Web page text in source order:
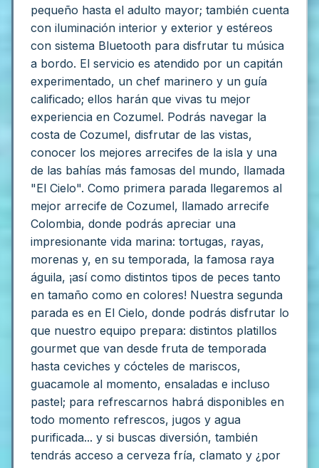
pequeño hasta el adulto mayor; también cuenta
con iluminación interior y exterior y estéreos
con sistema Bluetooth para disfrutar tu música
a bordo. El servicio es atendido por un capitán
experimentado, un chef marinero y un guía
calificado; ellos harán que vivas tu mejor
experiencia en Cozumel. Podrás navegar la
costa de Cozumel, disfrutar de las vistas,
conocer los mejores arrecifes de la isla y una
de las bahías más famosas del mundo, llamada
"El Cielo". Como primera parada llegaremos al
mejor arrecife de Cozumel, llamado arrecife
Colombia, donde podrás apreciar una
impresionante vida marina: tortugas, rayas,
morenas y, en su temporada, la famosa raya
águila, ¡así como distintos tipos de peces tanto
en tamaño como en colores! Nuestra segunda
parada es en El Cielo, donde podrás disfrutar lo
que nuestro equipo prepara: distintos platillos
gourmet que van desde fruta de temporada
hasta ceviches y cócteles de mariscos,
guacamole al momento, ensaladas e incluso
pastel; para refrescarnos habrá disponibles en
todo momento refrescos, jugos y agua
purificada... y si buscas diversión, también
tendrás acceso a cerveza fría, clamato y ¿por